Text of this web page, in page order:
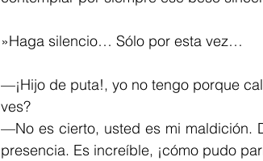
»Haga silencio… Sólo por esta vez…
—¡Hijo de puta!, yo no tengo porque
ves?
—No es cierto, usted es mi maldición.
presencia. Es increíble, ¡cómo pudo